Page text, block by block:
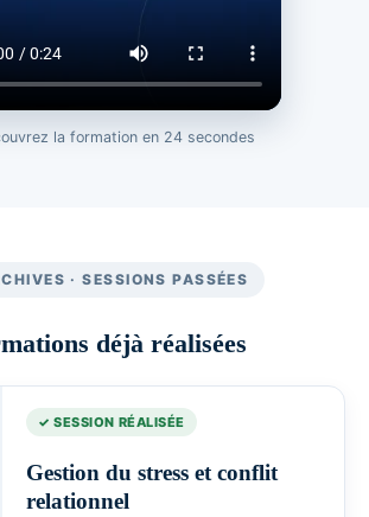
la formation en 24 secondes
· SESSIONS PASSÉES
déjà réalisées
✓ SESSION RÉALISÉE
Gestion du stress et conflit
relationnel